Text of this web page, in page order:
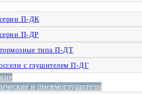
П-ДК
П-ДР
типа П-ДТ
с глушителем П-ДГ
и пневмоглушители